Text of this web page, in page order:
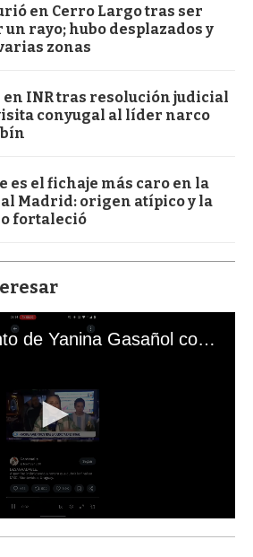
en Cerro Largo tras ser
rayo; hubo desplazados y
zonas
en INR tras resolución judicial
conyugal al líder narco
es el fichaje más caro en la
Madrid: origen atípico y la
fortaleció
El mal momento de Yanina Gasañol con un hincha argentino en "Subrayado"